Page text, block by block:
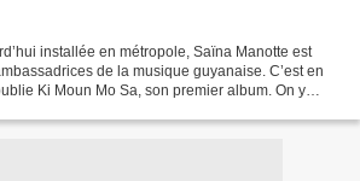
installée en métropole, Saïna Manotte est
de la musique guyanaise. C’est en
Ki Moun Mo Sa, son premier album. On y